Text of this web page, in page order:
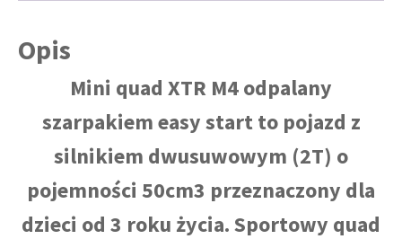
Opis
Mini quad XTR M4 odpalany
szarpakiem easy start to pojazd z
silnikiem dwusuwowym (2T) o
pojemności 50cm3 przeznaczony dla
dzieci od 3 roku życia. Sportowy quad